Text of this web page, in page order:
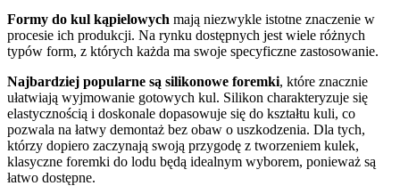
Formy do kul kąpielowych mają niezwykle istotne znaczenie w
procesie ich produkcji. Na rynku dostępnych jest wiele różnych
typów form, z których każda ma swoje specyficzne zastosowanie.
Najbardziej popularne są silikonowe foremki, które znacznie
ułatwiają wyjmowanie gotowych kul. Silikon charakteryzuje się
elastycznością i doskonale dopasowuje się do kształtu kuli, co
pozwala na łatwy demontaż bez obaw o uszkodzenia. Dla tych,
którzy dopiero zaczynają swoją przygodę z tworzeniem kulek,
klasyczne foremki do lodu będą idealnym wyborem, ponieważ są
łatwo dostępne.